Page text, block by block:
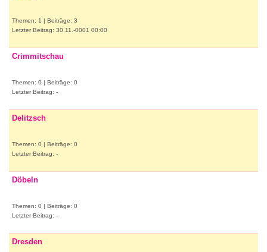
Themen: 1 | Beiträge: 3
Letzter Beitrag: 30.11.-0001 00:00
Crimmitschau
Themen: 0 | Beiträge: 0
Letzter Beitrag: -
Delitzsch
Themen: 0 | Beiträge: 0
Letzter Beitrag: -
Döbeln
Themen: 0 | Beiträge: 0
Letzter Beitrag: -
Dresden